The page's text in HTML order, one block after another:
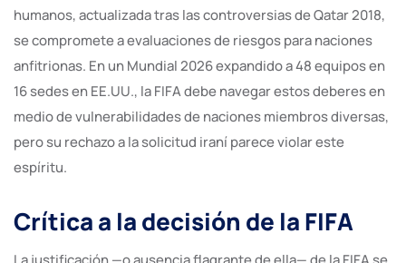
humanos, actualizada tras las controversias de Qatar 2018,
se compromete a evaluaciones de riesgos para naciones
anfitrionas. En un Mundial 2026 expandido a 48 equipos en
16 sedes en EE.UU., la FIFA debe navegar estos deberes en
medio de vulnerabilidades de naciones miembros diversas,
pero su rechazo a la solicitud iraní parece violar este
espíritu.
Crítica a la decisión de la FIFA